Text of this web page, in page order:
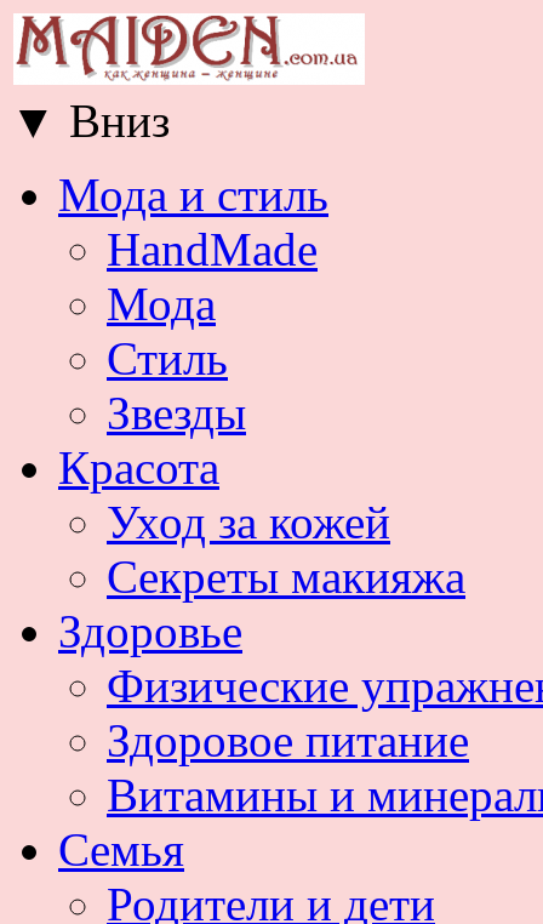
▼ Вниз
Мода и стиль
HandMade
Мода
Стиль
Звезды
Красота
Уход за кожей
Секреты макияжа
Здоровье
Физические
Здоровое питание
Витамины и
Семья
Родители и дети